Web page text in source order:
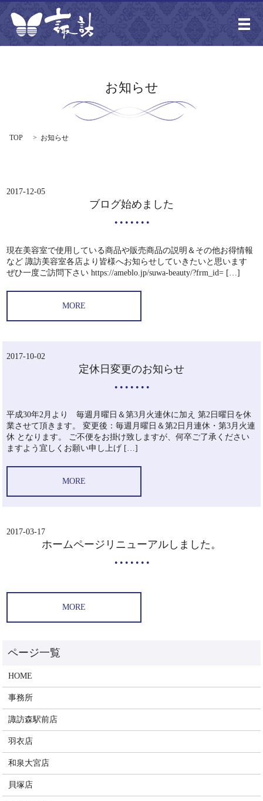
メ
お知らせ
TOP お知らせ
2017-12-05
ブログ始めました
現在美容室で使用している商品や販売商品の説明＆その他お得情報
など 諏訪美容室各店より皆様へお知らせしていきたいと思います
ぜひ一度ご訪問下さい https://ameblo.jp/suwa-beauty/?frm_id= […]
MORE
2017-10-02
定休日変更のお知らせ
平成30年2月より 毎週月曜日＆第3月火連休に加え 第2日曜日を休
業させて頂きます。 変更後：毎週月曜日＆第2日月連休・第3月火連
休 となります。 ご不便をお掛け致しますが、何卒ご了承ください
ますよう宜しくお願い申し上げ […]
MORE
2017-03-17
ホームページリニューアルしました。
MORE
HOME
事務所
諏訪森駅前店
羽衣店
和泉大宮店
貝塚店